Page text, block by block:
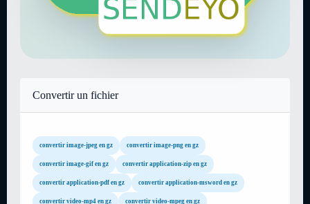
Convertir un fichier
convertir image-jpeg en gz convertir image-png en gz
convertir image-gif en gz convertir application-zip en gz
convertir application-pdf en gz convertir application-msword en gz
convertir video-mp4 en gz convertir video-mpeg en gz